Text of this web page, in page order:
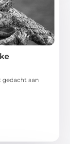
gedacht aan